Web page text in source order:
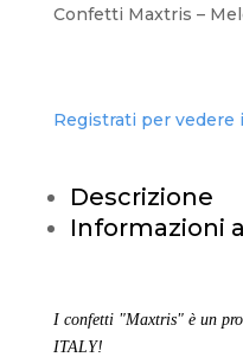
Confetti Maxtris –
Registrati per vedere
Descrizione
Informazioni
I confetti "Maxtris" è un
ITALY!